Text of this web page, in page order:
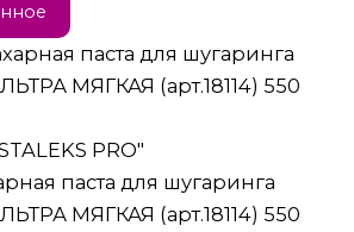
PRO"
паста для шугаринга
МЯГКАЯ (арт.18114) 550